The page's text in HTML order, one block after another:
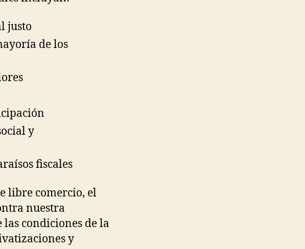
justo
de los
y
fiscales
libre comercio, el
nuestra
condiciones de la
y